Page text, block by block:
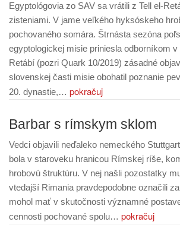
Egyptológovia zo SAV sa vrátili z Tell el-
zisteniami. V jame veľkého hyksóskeho
pochovaného somára. Štrnásta sezóna
egyptologickej misie priniesla odborníkom v
Retábí (pozri Quark 10/2019) zásadné
slovenskej časti misie obohatil poznanie
20. dynastie,… pokračuj
Barbar s rímskym sklom
Vedci objavili neďaleko nemeckého
bola v staroveku hranicou Rímskej ríše,
hrobovú štruktúru. V nej našli pozostatky
vtedajší Rimania pravdepodobne označili
mohol mať v skutočnosti významné
cennosti pochované spolu… pokračuj